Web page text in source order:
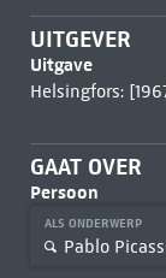
UITGEVER
Uitgave
Helsingfors:
GAAT OVER
Persoon
ALS ONDERWERP
Pablo